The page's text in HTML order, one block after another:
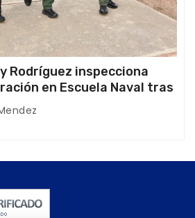
Rodríguez inspecciona
en Escuela Naval tras
en La Guaira